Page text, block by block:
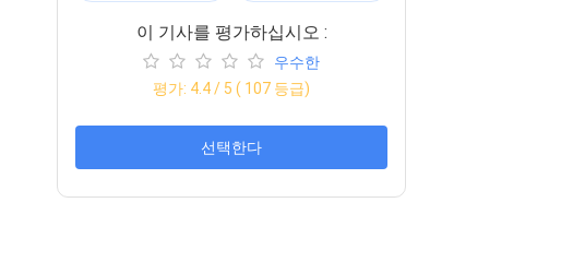
이 기사를 평가하십시오 :
우수한
평가: 4.4/ 5 ( 107 등급)
선택한다